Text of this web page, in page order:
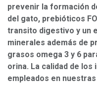
prevenir la formación
del gato, prebióticos
transito digestivo y un
minerales además de
grasos omega 3 y 6
orina. La calidad de
empleados en